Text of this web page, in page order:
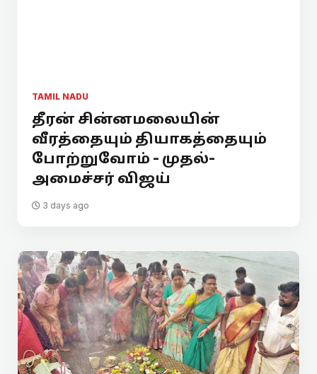
TAMIL NADU
தீரன் சின்னமலையின்
வீரத்தையும் தியாகத்தையும்
போற்றுவோம் - முதல்-
அமைச்சர் விஜய்
3 days ago